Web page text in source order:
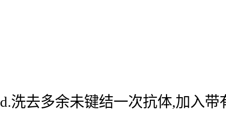
d.洗去多余未键结一次抗体,加入